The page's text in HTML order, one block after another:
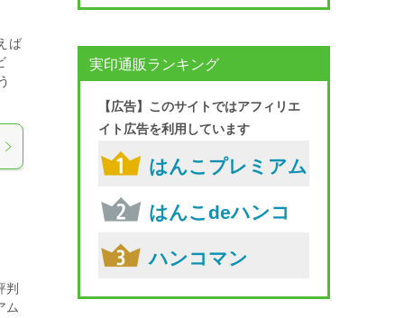
ば
判
ム
実印通販ランキング
【広告】このサイトではアフィリエ
イト広告を利用しています
はんこプレミアム
はんこdeハンコ
ハンコマン